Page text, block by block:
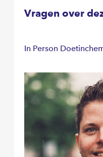
Vragen over
In Person